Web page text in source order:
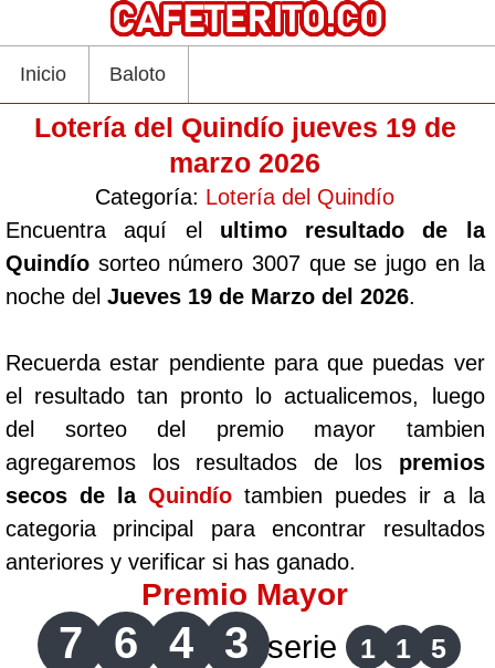
Inicio Baloto
Lotería del Quindío jueves 19 de
marzo 2026
Categoría: Lotería del Quindío
Encuentra aquí el ultimo resultado de la
Quindío sorteo número 3007 que se jugo en la
noche del Jueves 19 de Marzo del 2026.
Recuerda estar pendiente para que puedas ver
el resultado tan pronto lo actualicemos, luego
del sorteo del premio mayor tambien
agregaremos los resultados de los premios
secos de laQuindío tambien puedes ir a la
categoria principal para encontrar resultados
anteriores y verificar si has ganado.
Premio Mayor
7 6 4 3 serie 1 1 5